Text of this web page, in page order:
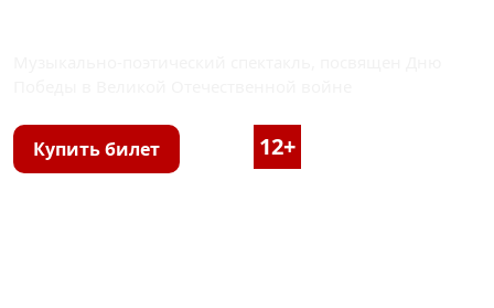
Купить билет 12+